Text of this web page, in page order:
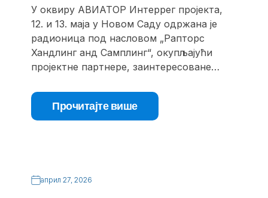
У оквиру АВИАТОР Интеррег пројекта,
12. и 13. маја у Новом Саду одржана је
радионица под насловом „Рапторс
Хандлинг анд Самплинг“, окупљајући
пројектне партнере, заинтересоване…
Прочитајте више
април 27, 2026